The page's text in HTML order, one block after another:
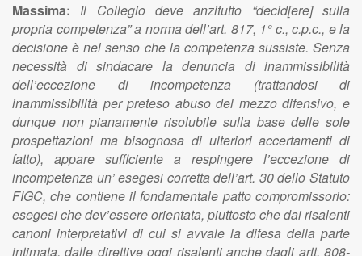
Massima: Il Collegio deve anzitutto “decid[ere] sulla
propria competenza” a norma dell’art. 817, 1° c., c.p.c., e la
decisione è nel senso che la competenza sussiste. Senza
necessità di sindacare la denuncia di inammissibilità
dell’eccezione di incompetenza (trattandosi di
inammissibilità per preteso abuso del mezzo difensivo, e
dunque non pianamente risolubile sulla base delle sole
prospettazioni ma bisognosa di ulteriori accertamenti di
fatto), appare sufficiente a respingere l’eccezione di
incompetenza un’ esegesi corretta dell’art. 30 dello Statuto
FIGC, che contiene il fondamentale patto compromissorio:
esegesi che dev’essere orientata, piuttosto che dai risalenti
canoni interpretativi di cui si avvale la difesa della parte
intimata, dalle direttive oggi risalenti anche dagli artt. 808-